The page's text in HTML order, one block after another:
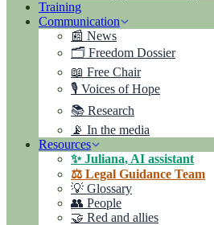
Training
Communication
📰 News
🗂️ Freedom Dossier
📖 Free Chair
🎙️ Voices of Hope
📚 Research
📡 In the media
Resources
✨ Juliana, AI assistant
⚖️ Legal Guidance Team
💡 Glossary
👥 People
🤝 Red and allies